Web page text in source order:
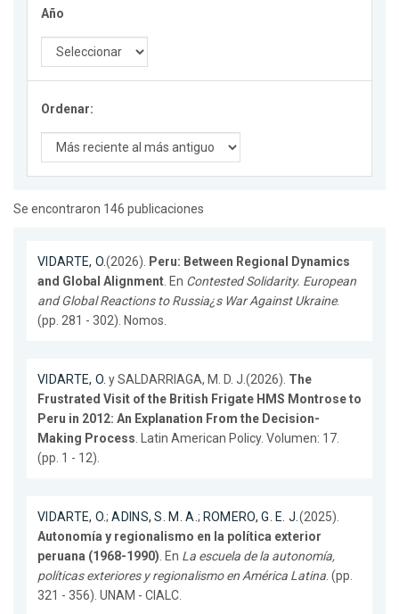
Año
Ordenar:
Se encontraron 146 publicaciones
VIDARTE, O.(2026). Peru: Between Regional Dynamics
and Global Alignment. En Contested Solidarity. European
and Global Reactions to Russia¿s War Against Ukraine.
(pp. 281 - 302). Nomos.
VIDARTE, O. y SALDARRIAGA, M. D. J.(2026). The
Frustrated Visit of the British Frigate HMS Montrose to
Peru in 2012: An Explanation From the Decision-
Making Process. Latin American Policy. Volumen: 17.
(pp. 1 - 12).
VIDARTE, O.;ADINS, S. M. A.; ROMERO, G. E. J.(2025).
Autonomía y regionalismo en la política exterior
peruana (1968-1990). En La escuela de la autonomía,
políticas exteriores y regionalismo en América Latina. (pp.
321 - 356). UNAM - CIALC.